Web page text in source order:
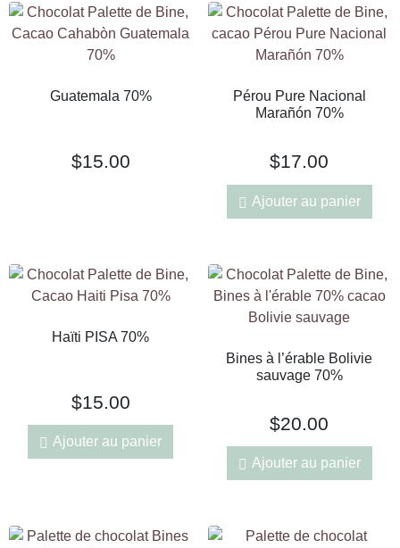
Guatemala 70%
$15.00
Pérou Pure Nacional
Marañón 70%
$17.00
Ajouter au panier
Haïti PISA 70%
$15.00
Ajouter au panier
Bines à l’érable Bolivie
sauvage 70%
$20.00
Ajouter au panier